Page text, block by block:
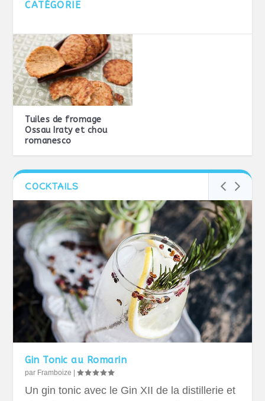
CATÉGORIE
Tuiles de fromage
Ossau Iraty et chou
romanesco
COCKTAILS
Gin Tonic au Romarin
par Framboize |
Un gin tonic avec le Gin XII de la distillerie et